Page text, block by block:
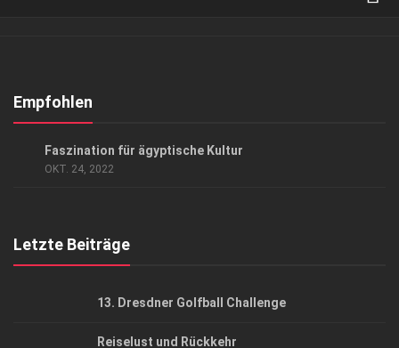
Kontakt, Impressum
Empfohlen
Faszination für ägyptische Kultur
OKT. 24, 2022
Letzte Beiträge
13. Dresdner Golfball Challenge
Reiselust und Rückkehr